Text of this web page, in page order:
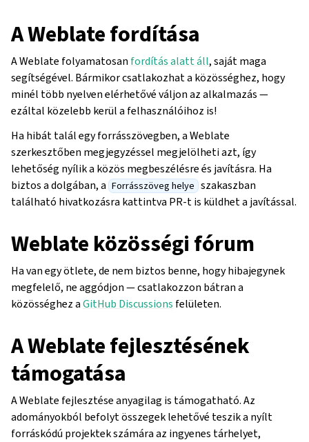
A Weblate fordítása
A Weblate folyamatosan fordítás alatt áll, saját maga
segítségével. Bármikor csatlakozhat a közösséghez, hogy
minél több nyelven elérhetővé váljon az alkalmazás —
ezáltal közelebb kerül a felhasználóihoz is!
Ha hibát talál egy forrásszövegben, a Weblate
szerkesztőben megjegyzéssel megjelölheti azt, így
lehetőség nyílik a közös megbeszélésre és javításra. Ha
biztos a dolgában, a Forrásszöveg helye szakaszban
található hivatkozásra kattintva PR-t is küldhet a javítással.
Weblate közösségi fórum
Ha van egy ötlete, de nem biztos benne, hogy hibajegynek
megfelelő, ne aggódjon — csatlakozzon bátran a
közösséghez aGitHub Discussions felületen.
A Weblate fejlesztésének
támogatása
A Weblate fejlesztése anyagilag is támogatható. Az
adományokból befolyt összegek lehetővé teszik a nyílt
forráskódú projektek számára az ingyenes tárhelyet,